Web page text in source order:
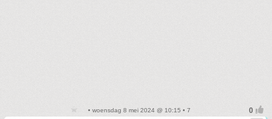
• woensdag 8 mei 2024 @ 10:15 • 7